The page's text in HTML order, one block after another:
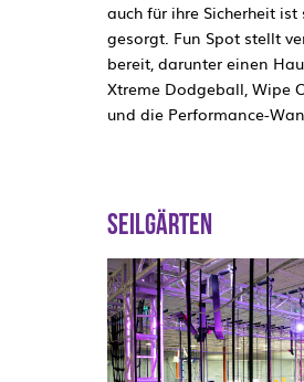
auch für ihre Sicherheit
gesorgt. Fun Spot stellt
bereit, darunter einen
Xtreme Dodgeball, Wipe
und die Performance-
SEILGÄRTEN